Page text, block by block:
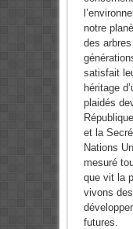
notre
des
satisfait
héritage
plaidés
et la
Nations
mesuré
que vit la
vivons
futures.